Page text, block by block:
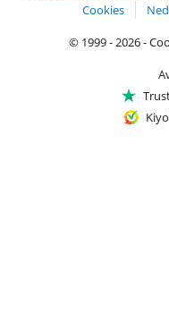
Cookies
© 1999 - 2026 -